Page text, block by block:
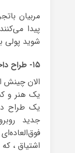
مربیان
پیدا
شوید پولی
۱۵- طراح داخلی
الان چینش
یک هنر و
یک طراح
جدید
اشتیاق ،